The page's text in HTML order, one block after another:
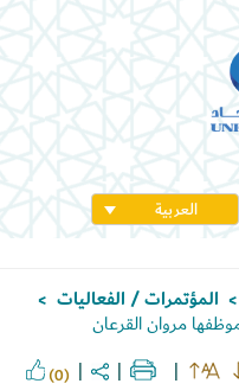
العربية
> المؤتمرات / الفعاليات >
مروان القرعان
(0)